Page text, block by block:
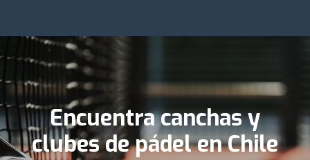
Encuentra canchas y
clubes de pádel en Chile